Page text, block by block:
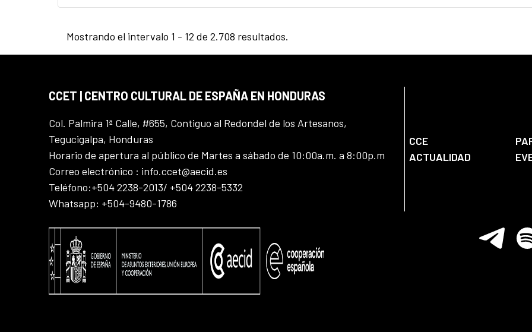
Mostrando el intervalo 1 - 12 de 2.708 resultados.
CCET | CENTRO CULTURAL DE ESPAÑA EN HONDURAS
Col. Palmira 1ª Calle, #655, Contiguo al Redondel de los Artesanos,
Tegucigalpa, Honduras
Horario de apertura al público de Martes a sábado de 10:00a.m. a 8:00p.m
Correo electrónico : info.ccet@aecid.es
Teléfono:+504 2238-2013/ +504 2238-5332
Whatsapp: +504-9480-1786
CCE
ACTUALIDAD
Telegram